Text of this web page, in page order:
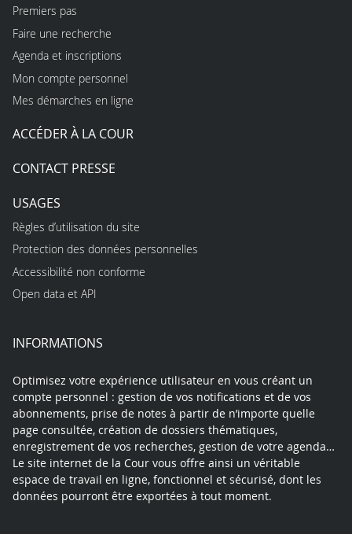
Premiers pas
Faire une recherche
Agenda et inscriptions
Mon compte personnel
Mes démarches en ligne
ACCÉDER À LA COUR
CONTACT PRESSE
USAGES
Règles d’utilisation du site
Protection des données personnelles
Accessibilité non conforme
Open data et API
INFORMATIONS
Optimisez votre expérience utilisateur en vous créant un
compte personnel : gestion de vos notifications et de vos
abonnements, prise de notes à partir de n’importe quelle
page consultée, création de dossiers thématiques,
enregistrement de vos recherches, gestion de votre agenda…
Le site internet de la Cour vous offre ainsi un véritable
espace de travail en ligne, fonctionnel et sécurisé, dont les
données pourront être exportées à tout moment.